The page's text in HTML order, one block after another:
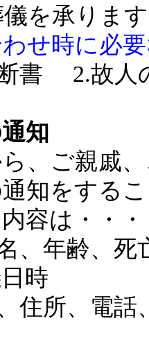
を承りま
せ時に必
書 2.故人
知
、ご親戚
知をする
容は・・・
、年齢、
時
住所、電話